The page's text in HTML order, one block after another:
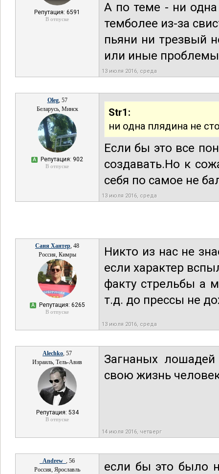
Репутация: 6591
В отпуске
А по теме - ни
темболее из-за
пьяни ни трезвый
или иные
13 июля 2016, среда
Oleg, 57
Беларусь, Минск
А Репутация: 902
В отпуске
Str1:
ни одна плядина не
Если бы это все
создавать.Но к
себя по самое не
13 июля 2016, среда
Саня Хантер, 48
Россия, Кимры
А Репутация: 6265
В отпуске
Никто из нас не
если характер
факту стрельбы а
т.д. до прессы не
13 июля 2016, среда
Alechko, 57
Израиль, Тель-Авив
Репутация: 534
В отпуске
Загнаных
свою жизнь
14 июля 2016, четверг
_Andrew_ , 56
Россия, Ярославль
если бы это было